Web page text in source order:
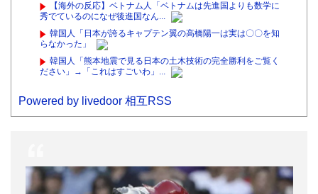
【海外の反応】ベトナム人「ベトナムは先進国よりも数学に
秀でているのになぜ後進国なん...
韓国人「日本が誇るキャプテン翼の高橋陽一は実は〇〇を知
らなかった」
韓国人「熊本地震で見る日本の土木技術の完全勝利をご覧く
ださい」→「これはすごいわ」...
Powered by livedoor 相互RSS